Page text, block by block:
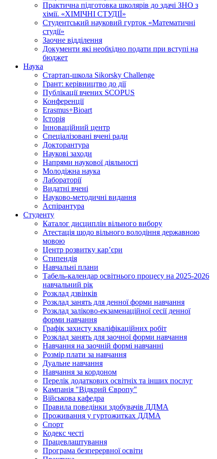
Практична підготовка школярів до здачі ЗНО з
хімії. «ХІМІЧНІ СТУДІЇ»
Студентський науковий гурток «Математичні
студії»
Заочне відділення
Документи які необхідно подати при вступі на
бюджет
Наука
Стартап-школа Sikorsky Challenge
Грант: керівництво до дії
Публікації вчених SCOPUS
Конференції
Erasmus+Bioart
Історія
Інноваційний центр
Спеціалізовані вчені ради
Докторантура
Наукові заходи
Напрями наукової діяльності
Молодіжна наука
Лабораторії
Видатні вчені
Науково-методичні видання
Аспірантура
Студенту
Каталог дисциплін вільного вибору
Атестація щодо вільного володіння державною
мовою
Центр розвитку кар’єри
Стипендія
Навчальні плани
Табель-календар освітнього процесу на 2025-2026
навчальний рік
Розклад дзвінків
Розклад занять для денної форми навчання
Розклад заліково-екзаменаційної сесії денної
форми навчання
Графік захисту кваліфікаційних робіт
Розклад занять для заочної форми навчання
Навчання на заочній формі навчанні
Розмір плати за навчання
Дуальне навчання
Навчання за кордоном
Перелік додаткових освітніх та інших послуг
Кампанія "Відкрий Європу"
Військова кафедра
Правила поведінки здобувачів ДДМА
Проживання у гуртожитках ДДМА
Спорт
Кодекс честі
Працевлаштування
Програма безперервної освіти